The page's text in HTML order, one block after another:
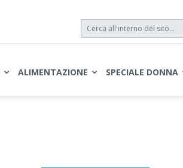
ALIMENTAZIONE SPECIALE DONNA